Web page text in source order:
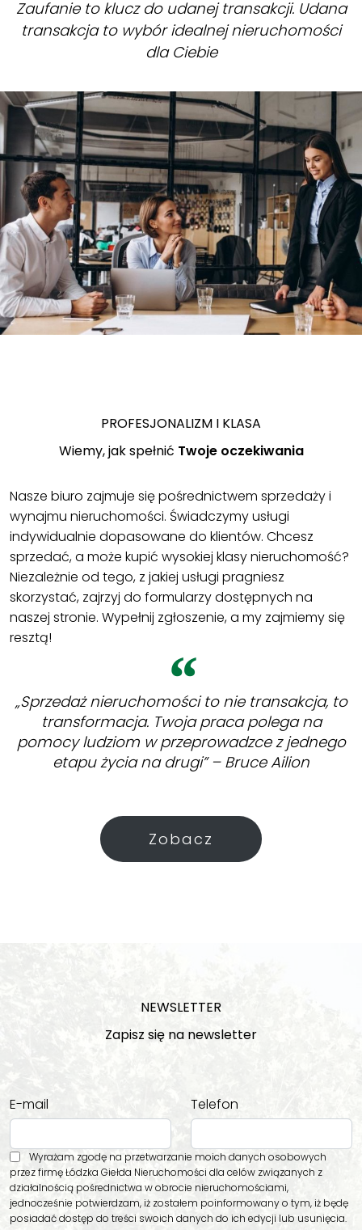
Zaufanie to klucz do udanej transakcji. Udana
transakcja to wybór idealnej nieruchomości
dla Ciebie
PROFESJONALIZM I KLASA
Wiemy, jak spełnić Twoje oczekiwania
Nasze biuro zajmuje się pośrednictwem sprzedaży i
wynajmu nieruchomości. Świadczymy usługi
indywidualnie dopasowane do klientów. Chcesz
sprzedać, a może kupić wysokiej klasy nieruchomość?
Niezależnie od tego, z jakiej usługi pragniesz
skorzystać, zajrzyj do formularzy dostępnych na
naszej stronie. Wypełnij zgłoszenie, a my zajmiemy się
resztą!
„Sprzedaż nieruchomości to nie transakcja, to
transformacja. Twoja praca polega na
pomocy ludziom w przeprowadzce z jednego
etapu życia na drugi” – Bruce Ailion
Zobacz
NEWSLETTER
Zapisz się na newsletter
E-mail Telefon
Wyrażam zgodę na przetwarzanie moich danych osobowych
przez firmę Łódzka Giełda Nieruchomości dla celów związanych z
działalnością pośrednictwa w obrocie nieruchomościami,
jednocześnie potwierdzam, iż zostałem poinformowany o tym, iż będę
posiadać dostęp do treści swoich danych do ich edycji lub usunięcia.